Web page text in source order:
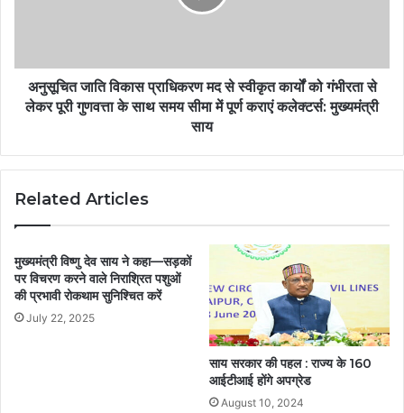
अनुसूचित जाति विकास प्राधिकरण मद से स्वीकृत कार्यों को गंभीरता से
लेकर पूरी गुणवत्ता के साथ समय सीमा में पूर्ण कराएं कलेक्टर्स: मुख्यमंत्री
साय
Related Articles
मुख्यमंत्री विष्णु देव साय ने कहा—सड़कों
पर विचरण करने वाले निराश्रित पशुओं
की प्रभावी रोकथाम सुनिश्चित करें
July 22, 2025
साय सरकार की पहल : राज्य के 160
आईटीआई होंगे अपग्रेड
August 10, 2024